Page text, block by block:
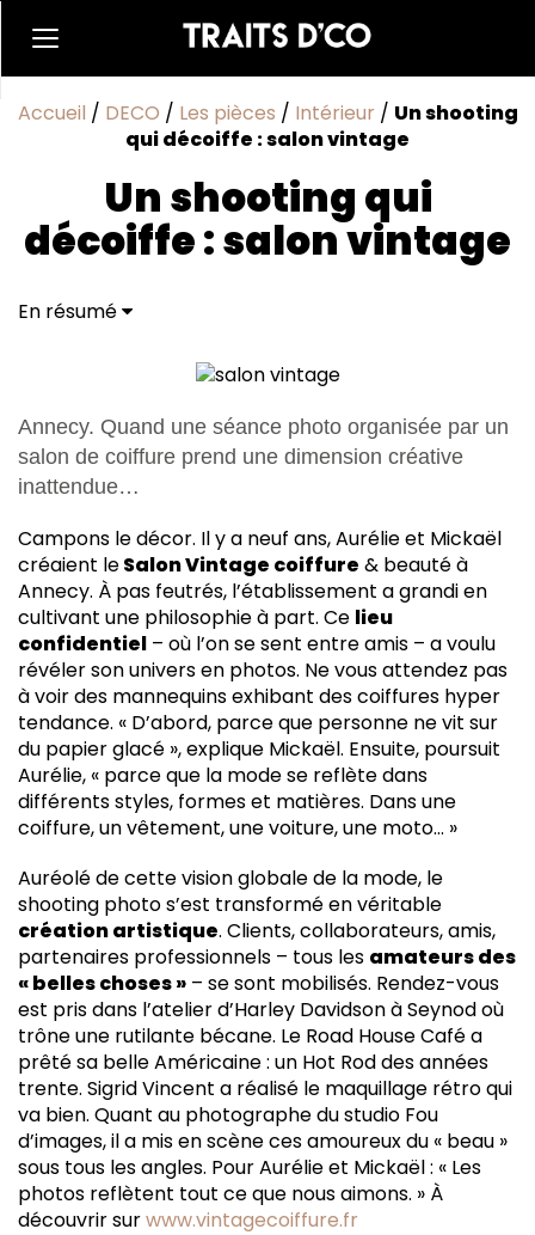
Accueil / DECO / Les pièces / Intérieur / Un shooting
qui décoiffe : salon vintage
Un shooting qui
décoiffe : salon vintage
En résumé
Annecy. Quand une séance photo organisée par un
salon de coiffure prend une dimension créative
inattendue…
Campons le décor. Il y a neuf ans, Aurélie et Mickaël
créaient leSalon Vintage coiffure & beauté à
Annecy. À pas feutrés, l’établissement a grandi en
cultivant une philosophie à part. Ce lieu
confidentiel – où l’on se sent entre amis – a voulu
révéler son univers en photos. Ne vous attendez pas
à voir des mannequins exhibant des coiffures hyper
tendance. « D’abord, parce que personne ne vit sur
du papier glacé », explique Mickaël. Ensuite, poursuit
Aurélie, « parce que la mode se reflète dans
différents styles, formes et matières. Dans une
coiffure, un vêtement, une voiture, une moto… »
Auréolé de cette vision globale de la mode, le
shooting photo s’est transformé en véritable
création artistique. Clients, collaborateurs, amis,
partenaires professionnels – tous les amateurs des
« belles choses » – se sont mobilisés. Rendez-vous
est pris dans l’atelier d’Harley Davidson à Seynod où
trône une rutilante bécane. Le Road House Café a
prêté sa belle Américaine : un Hot Rod des années
trente. Sigrid Vincent a réalisé le maquillage rétro qui
va bien. Quant au photographe du studio Fou
d’images, il a mis en scène ces amoureux du « beau »
sous tous les angles. Pour Aurélie et Mickaël : « Les
photos reflètent tout ce que nous aimons. » À
découvrir surwww.vintagecoiffure.fr